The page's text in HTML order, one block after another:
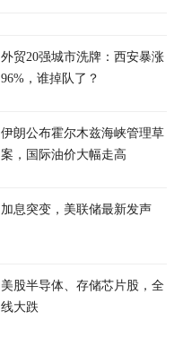
耐劳
外贸20强城市洗牌：西安暴涨
96%，谁掉队了？
伊朗公布霍尔木兹海峡管理草
案，国际油价大幅走高
加息突变，美联储最新发声
美股半导体、存储芯片股，全
线大跌